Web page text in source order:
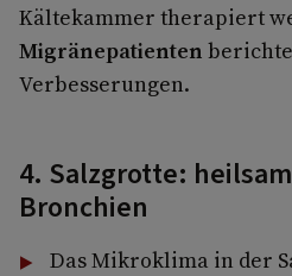
Kältekammer therapiert
Migränepatienten
Verbesserungen.
4. Salzgrotte:
Bronchien
Das Mikroklima in der